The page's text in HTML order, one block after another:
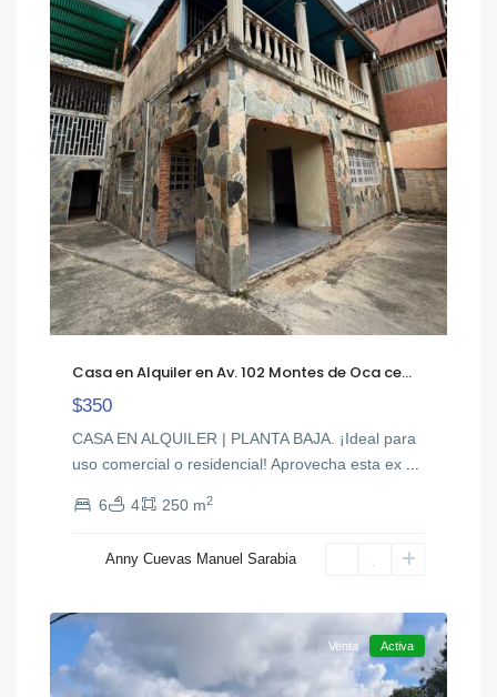
Casa en Alquiler en Av. 102 Montes de Oca ce...
$350
CASA EN ALQUILER | PLANTA BAJA. ¡Ideal para
uso comercial o residencial! Aprovecha esta ex ...
6 4 250 m2
Anny Cuevas Manuel Sarabia
Colonia
Venta Activa